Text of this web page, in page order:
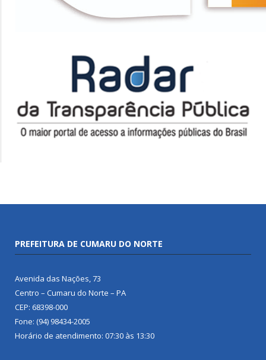
PREFEITURA DE CUMARU DO NORTE
Avenida das Nações, 73
Centro – Cumaru do Norte – PA
CEP: 68398-000
Fone: (94) 98434-2005
Horário de atendimento: 07:30 às 13:30